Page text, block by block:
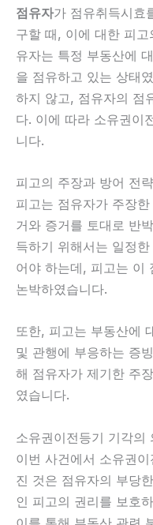
점유자가 점유취득시효
구할 때, 이에 대한 피
유자는 특정 부동산에
을 점유하고 있는 상태
하지 않고, 점유자의 점
다. 이에 따라 소유권이
니다.
피고의 주장과 방어 전략
피고는 점유자가 주장
거와 증거를 토대로 반
득하기 위해서는 일정
어야 하는데, 피고는 이
논박하였습니다.
또한, 피고는 부동산에
및 관행에 부응하는 증
해 점유자가 제기한 주
였습니다.
소유권이전등기 기각의
이번 사건에서 소유권
진 것은 점유자의 부당
인 피고의 권리를 보호